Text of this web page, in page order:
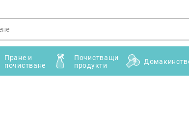
Пране и
почистване
Почистващи
продукти